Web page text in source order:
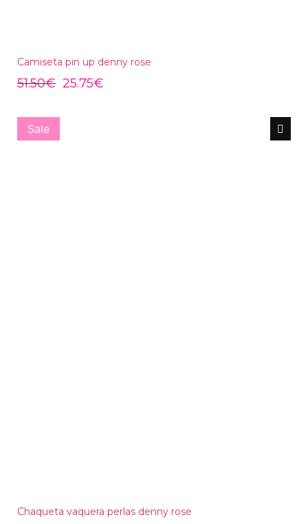
Camiseta pin up denny rose
51.50€ 25.75€
Sale
Chaqueta vaquera perlas denny rose